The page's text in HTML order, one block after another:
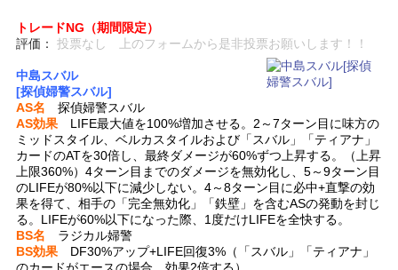
トレードNG（期間限定）
評価：
投票なし 上のフォームから是非投票お願いします！！
中島スバル
[探偵婦警スバル]
AS名 探偵婦警スバル
AS効果 LIFE最大値を100%増加させる。2～7ターン目に味方の
ミッドスタイル、ベルカスタイルおよび「スバル」「ティアナ」
カードのATを30倍し、最終ダメージが60%ずつ上昇する。（上昇
上限360%）4ターン目までのダメージを無効化し、5～9ターン目
のLIFEが80%以下に減少しない。4～8ターン目に必中+直撃の効
果を得て、相手の「完全無効化」「鉄壁」を含むASの発動を封じ
る。LIFEが60%以下になった際、1度だけLIFEを全快する。
BS名 ラジカル婦警
BS効果 DF30%アップ+LIFE回復3%（「スバル」「ティアナ」